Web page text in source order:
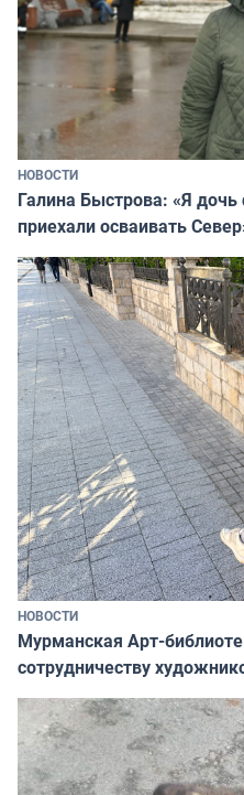
НОВОСТИ
Галина Быстрова: «Я
приехали осваивать
НОВОСТИ
Мурманская Арт-
сотрудничеству